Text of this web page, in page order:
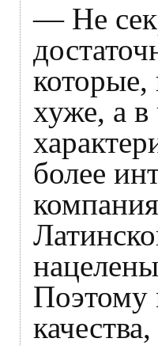
— Не
которые,
хуже, а
более
Поэтому